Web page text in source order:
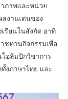
ภาพและหน่วย
งานเด่นของ
รียนในสังกัด อาทิ
ชทานกิจกรรมเพื่อ
โอลิมปิกวิชาการ
งภาษาไทย และ